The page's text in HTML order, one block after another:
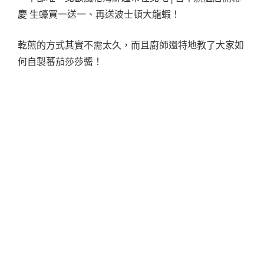
乾煎的方式其實不需太久，而且廚師還特地教了大家如
何自製蕃茄莎莎醬！